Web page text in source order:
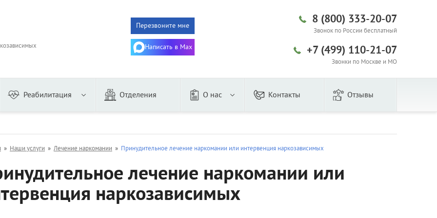
Перезвоните мне
Написать в Max
8 (800) 333-20-07
Звонок по России бесплатный
+7 (499) 110-21-07
Звонки по Москве и МО
Дисульфирамом
Эспераль
Двойной блок
Реабилитация Отделения О нас Контакты Отзывы
» Наши услуги » Лечение наркомании » Принудительное лечение наркомании или интервенция наркозависимых
лечение наркомании или
наркозависимых